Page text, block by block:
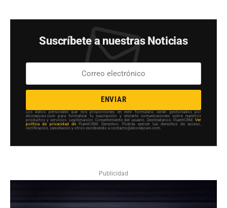
Suscríbete a nuestras Noticias
ENVIAR
Los datos personales que nos proporciones en este formulario serán gestionados por
elconejows.com para formalizar tu suscripción y enviarte comunicaciones sobre nuestros
productos y servicios. Legitimación: Consentimiento del usuario. Destinatarios: FluentCRM. Ver
política de privacidad de FluentCRM. Derechos: Podrás ejercer tus derechos de acceso,
rectificación, cancelación y otros escribiendo a contacto@elconejows.com.
Publicidad